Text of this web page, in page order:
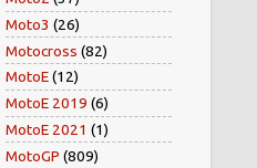
Moto3 (26)
Motocross (82)
MotoE(12)
MotoE 2019 (6)
MotoE 2021 (1)
MotoGP (809)